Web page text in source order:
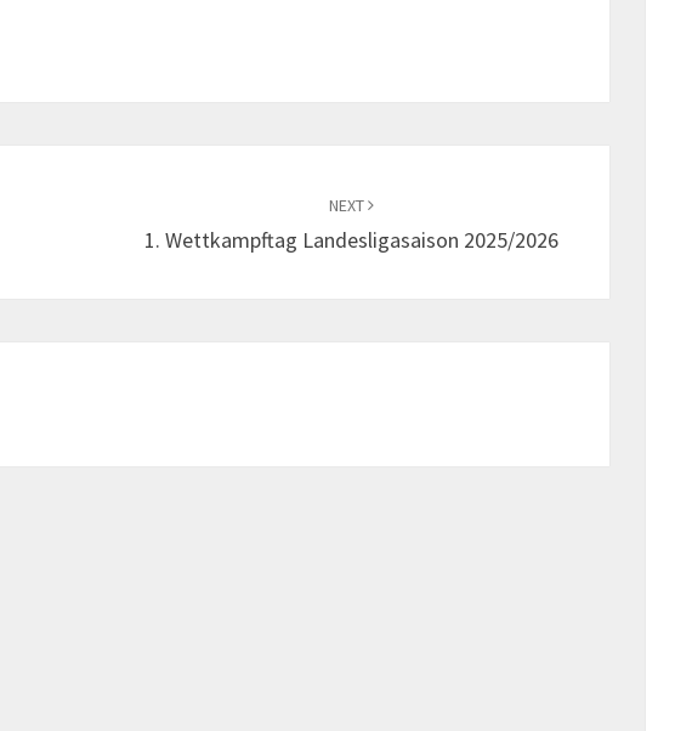
NEXT
1. Wettkampftag Landesligasaison 2025/2026